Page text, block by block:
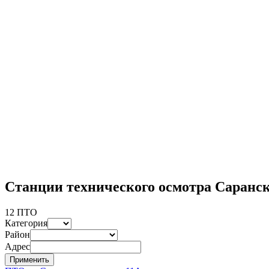
Станции технического осмотра
12 ПТО
Категория
Район
Адрес
Применить